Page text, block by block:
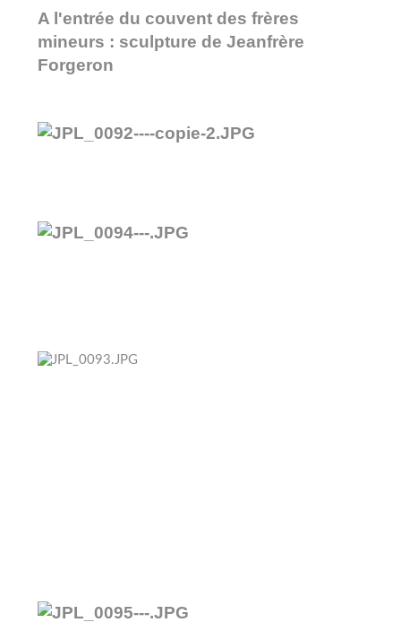
A l'entrée du couvent des frères
mineurs : sculpture de Jeanfrère
Forgeron